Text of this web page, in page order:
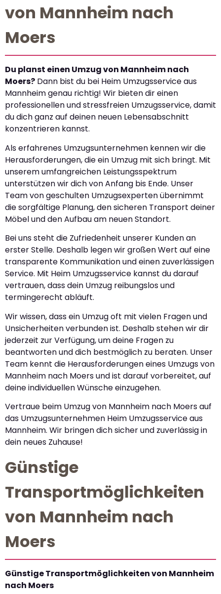
von Mannheim nach
Moers
Du planst einen Umzug von Mannheim nach
Moers? Dann bist du bei Heim Umzugsservice aus
Mannheim genau richtig! Wir bieten dir einen
professionellen und stressfreien Umzugsservice, damit
du dich ganz auf deinen neuen Lebensabschnitt
konzentrieren kannst.
Als erfahrenes Umzugsunternehmen kennen wir die
Herausforderungen, die ein Umzug mit sich bringt. Mit
unserem umfangreichen Leistungsspektrum
unterstützen wir dich von Anfang bis Ende. Unser
Team von geschulten Umzugsexperten übernimmt
die sorgfältige Planung, den sicheren Transport deiner
Möbel und den Aufbau am neuen Standort.
Bei uns steht die Zufriedenheit unserer Kunden an
erster Stelle. Deshalb legen wir großen Wert auf eine
transparente Kommunikation und einen zuverlässigen
Service. Mit Heim Umzugsservice kannst du darauf
vertrauen, dass dein Umzug reibungslos und
termingerecht abläuft.
Wir wissen, dass ein Umzug oft mit vielen Fragen und
Unsicherheiten verbunden ist. Deshalb stehen wir dir
jederzeit zur Verfügung, um deine Fragen zu
beantworten und dich bestmöglich zu beraten. Unser
Team kennt die Herausforderungen eines Umzugs von
Mannheim nach Moers und ist darauf vorbereitet, auf
deine individuellen Wünsche einzugehen.
Vertraue beim Umzug von Mannheim nach Moers auf
das Umzugsunternehmen Heim Umzugsservice aus
Mannheim. Wir bringen dich sicher und zuverlässig in
dein neues Zuhause!
Günstige
Transportmöglichkeiten
von Mannheim nach
Moers
Günstige Transportmöglichkeiten von Mannheim
nach Moers